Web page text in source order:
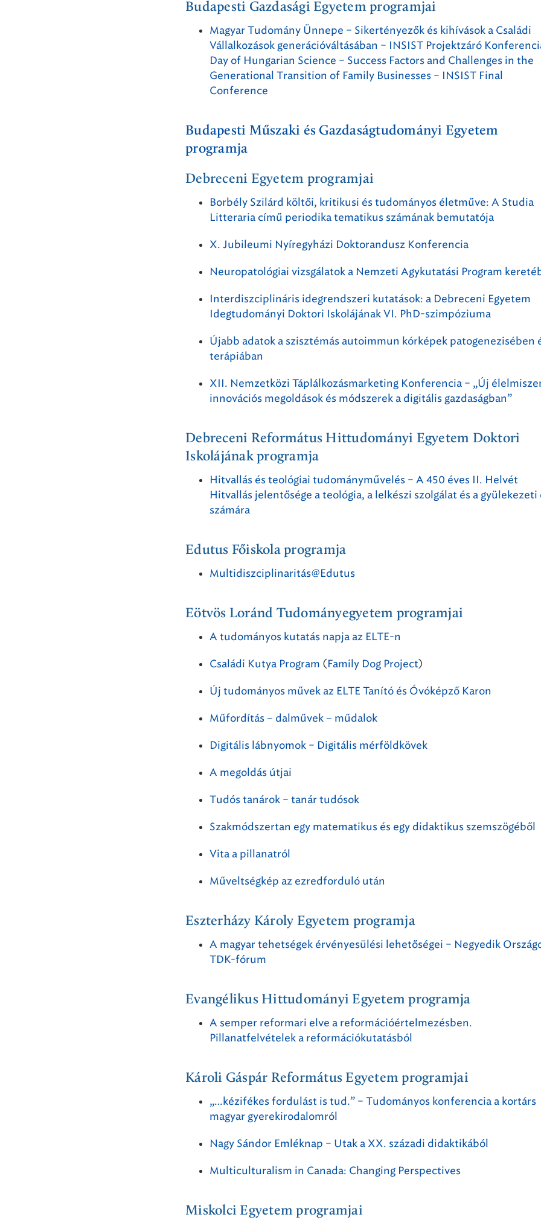
Budapesti Gazdasági Egyetem programjai
Magyar Tudomány Ünnepe – Sikertényezők és kihívások a Családi
Vállalkozások generációváltásában – INSIST Projektzáró
Day of Hungarian Science – Success Factors and Challenges in the
Generational Transition of Family Businesses – INSIST Final
Conference
Budapesti Műszaki és Gazdaságtudományi Egyetem
programja
Debreceni Egyetem programjai
Borbély Szilárd költői, kritikusi és tudományos életműve: A Studia
Litteraria című periodika tematikus számának bemutatója
X. Jubileumi Nyíregyházi Doktorandusz Konferencia
Neuropatológiai vizsgálatok a Nemzeti Agykutatási Program
Interdiszciplináris idegrendszeri kutatások: a Debreceni Egyetem
Idegtudományi Doktori Iskolájának VI. PhD-szimpóziuma
Újabb adatok a szisztémás autoimmun kórképek patogenezisében
terápiában
XII. Nemzetközi Táplálkozásmarketing Konferencia – „Új
innovációs megoldások és módszerek a digitális gazdaságban”
Debreceni Református Hittudományi Egyetem Doktori
Iskolájának programja
Hitvallás és teológiai tudományművelés – A 450 éves II. Helvét
Hitvallás jelentősége a teológia, a lelkészi szolgálat és a gyülekezeti
számára
Edutus Főiskola programja
Multidiszciplinaritás@Edutus
Eötvös Loránd Tudományegyetem programjai
A tudományos kutatás napja az ELTE-n
Családi Kutya Program (Family Dog Project)
Új tudományos művek az ELTE Tanító és Óvóképző Karon
Műfordítás − dalművek − műdalok
Digitális lábnyomok – Digitális mérföldkövek
A megoldás útjai
Tudós tanárok – tanár tudósok
Szakmódszertan egy matematikus és egy didaktikus szemszögéből
Vita a pillanatról
Műveltségkép az ezredforduló után
Eszterházy Károly Egyetem programja
A magyar tehetségek érvényesülési lehetőségei – Negyedik
TDK-fórum
Evangélikus Hittudományi Egyetem programja
A semper reformari elve a reformációértelmezésben.
Pillanatfelvételek a reformációkutatásból
Károli Gáspár Református Egyetem programjai
„…kézifékes fordulást is tud.” – Tudományos konferencia a kortárs
magyar gyerekirodalomról
Nagy Sándor Emléknap – Utak a XX. századi didaktikából
Multiculturalism in Canada: Changing Perspectives
Miskolci Egyetem programjai